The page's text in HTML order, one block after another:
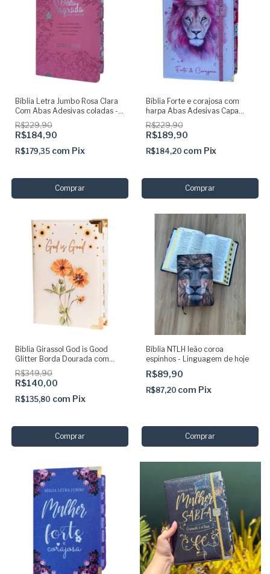
Bíblia Letra Jumbo Rosa Clara
Com Abas Adesivas coladas -
ARC
R$229,90
R$184,90
R$179,35 com Pix
Bíblia Forte e corajosa com
harpa Abas Adesivas Capa
dura acolchoada + elastico
rosa
R$229,90
R$189,90
R$184,20 com Pix
Biblia Girassol God is Good
Glitter Borda Dourada com
Abas Adesivas
R$349,90
R$140,00
R$135,80 com Pix
Bíblia NTLH leão coroa
espinhos - Linguagem de hoje
R$89,90
R$87,20 com Pix